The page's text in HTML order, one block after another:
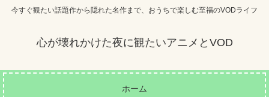
今すぐ観たい話題作から隠れた名作まで、おうちで楽しむ至福のVODライフ
心が壊れかけた夜に観たいアニメとVOD
ホーム